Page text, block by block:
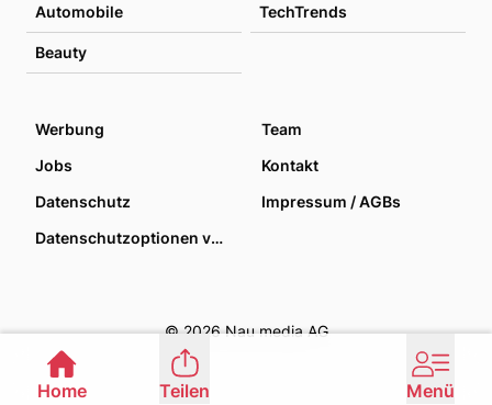
Automobile TechTrends
Beauty
Werbung
Team
Jobs
Kontakt
Datenschutz
Impressum / AGBs
Datenschutzoptionen verwalten
© 2026 Nau media AG
Home Teilen Menü